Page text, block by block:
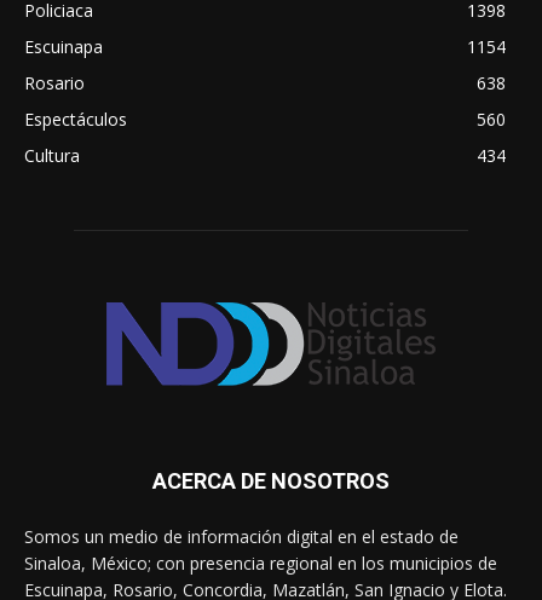
Policiaca
1398
Escuinapa
1154
Rosario
638
Espectáculos
560
Cultura
434
ACERCA DE NOSOTROS
Somos un medio de información digital en el estado de
Sinaloa, México; con presencia regional en los municipios de
Escuinapa, Rosario, Concordia, Mazatlán, San Ignacio y Elota.